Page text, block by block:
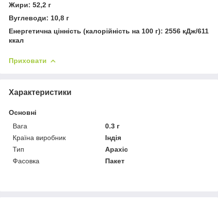
Жири: 52,2 г
Вуглеводи: 10,8 г
Енергетична цінність (калорійність на 100 г): 2556 кДж/611
ккал
Приховати
Характеристики
Основні
Вага
0.3 г
Країна виробник
Індія
Тип
Арахіс
Фасовка
Пакет